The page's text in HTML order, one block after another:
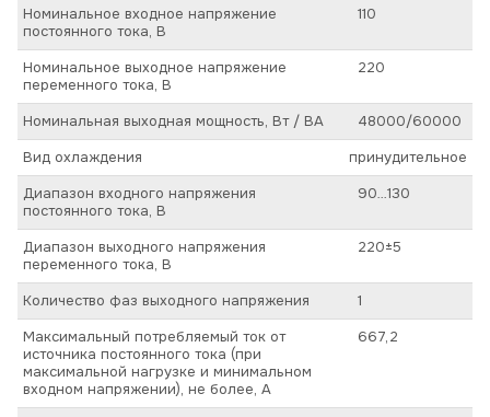
Номинальное входное напряжение
постоянного тока, В
110
Номинальное выходное напряжение
переменного тока, В
220
Номинальная выходная мощность, Вт / ВА
48000/60000
Вид охлаждения
принудительное
Диапазон входного напряжения
постоянного тока, В
90…130
Диапазон выходного напряжения
переменного тока, В
220±5
Количество фаз выходного напряжения
1
Максимальный потребляемый ток от
источника постоянного тока (при
максимальной нагрузке и минимальном
входном напряжении), не более, А
667,2